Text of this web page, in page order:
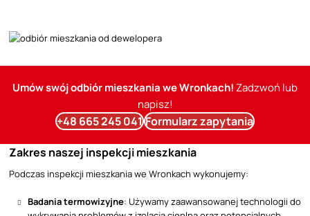
Umów swój odbiór mieszkania we Wronkach!Zadzwoń lub
napisz!
+48 665 245 041Formularz zapytania
Zakres naszej inspekcji mieszkania
Podczas inspekcji mieszkania we Wronkach wykonujemy:
Badania termowizyjne: Używamy zaawansowanej technologii do